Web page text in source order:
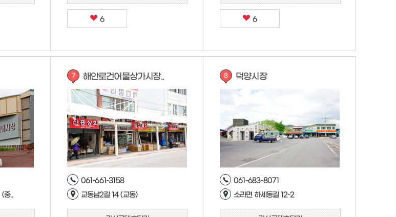
6 6
중..
7 해안로건어물상가시장..
061-661-3158
교동남2길 14 (교동)
8 덕양시장
061-683-8071
소라면 하세동길 12-2